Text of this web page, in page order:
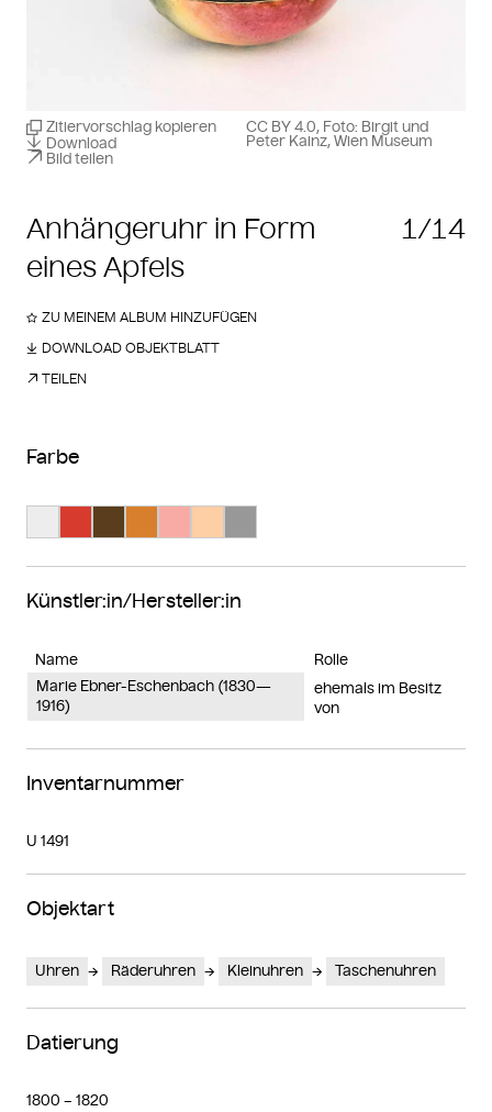
Anhängeruhr in Form
eines Apfels
1/14
Zitiervorschlag kopieren
Download
Bild teilen
CC BY 4.0, Foto: Birgit und
Peter Kainz, Wien Museum
ZU MEINEM ALBUM HINZUFÜGEN
DOWNLOAD OBJEKTBLATT
TEILEN
Farbe
Künstler:in/Hersteller:in
Name
Rolle
Marie Ebner-Eschenbach (1830—
1916)
ehemals im Besitz
von
Inventarnummer
U 1491
Objektart
Uhren Räderuhren Kleinuhren Taschenuhren
Datierung
1800 – 1820